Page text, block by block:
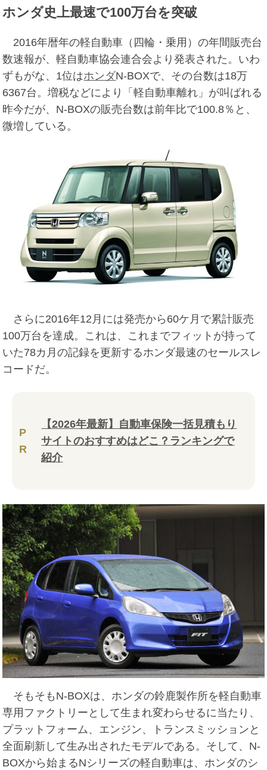
ホンダ史上最速で100万台を突破
2016年暦年の軽自動車（四輪・乗用）の年間販売台
数速報が、軽自動車協会連合会より発表された。いわ
ずもがな、1位はホンダN-BOXで、その台数は18万
6367台。増税などにより「軽自動車離れ」が叫ばれる
昨今だが、N-BOXの販売台数は前年比で100.8％と、
微増している。
さらに2016年12月には発売から60ケ月で累計販売
100万台を達成。これは、これまでフィットが持って
いた78カ月の記録を更新するホンダ最速のセールスレ
コードだ。
P
R
【2026年最新】自動車保険一括見積もり
サイトのおすすめはどこ？ランキングで
紹介
そもそもN-BOXは、ホンダの鈴鹿製作所を軽自動車
専用ファクトリーとして生まれ変わらせるに当たり、
プラットフォーム、エンジン、トランスミッションと
全面刷新して生み出されたモデルである。そして、N-
BOXから始まるNシリーズの軽自動車は、ホンダのシ